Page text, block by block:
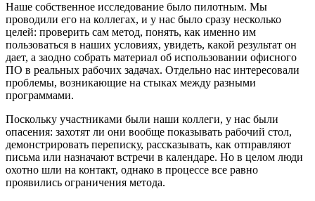
Наше собственное исследование было пилотным. Мы
проводили его на коллегах, и у нас было сразу несколько
целей: проверить сам метод, понять, как именно им
пользоваться в наших условиях, увидеть, какой результат он
дает, а заодно собрать материал об использовании офисного
ПО в реальных рабочих задачах. Отдельно нас интересовали
проблемы, возникающие на стыках между разными
программами.
Поскольку участниками были наши коллеги, у нас были
опасения: захотят ли они вообще показывать рабочий стол,
демонстрировать переписку, рассказывать, как отправляют
письма или назначают встречи в календаре. Но в целом люди
охотно шли на контакт, однако в процессе все равно
проявились ограничения метода.